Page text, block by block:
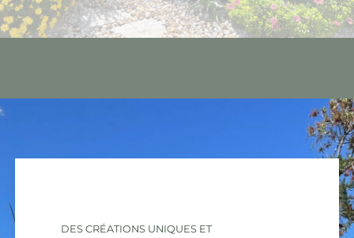
DES CRÉATIONS UNIQUES ET